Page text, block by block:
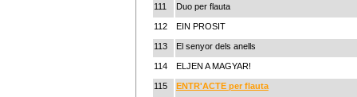
111 Duo per flauta
112 EIN PROSIT
113 El senyor dels anells
114 ELJEN A MAGYAR!
115 ENTR'ACTE per flauta